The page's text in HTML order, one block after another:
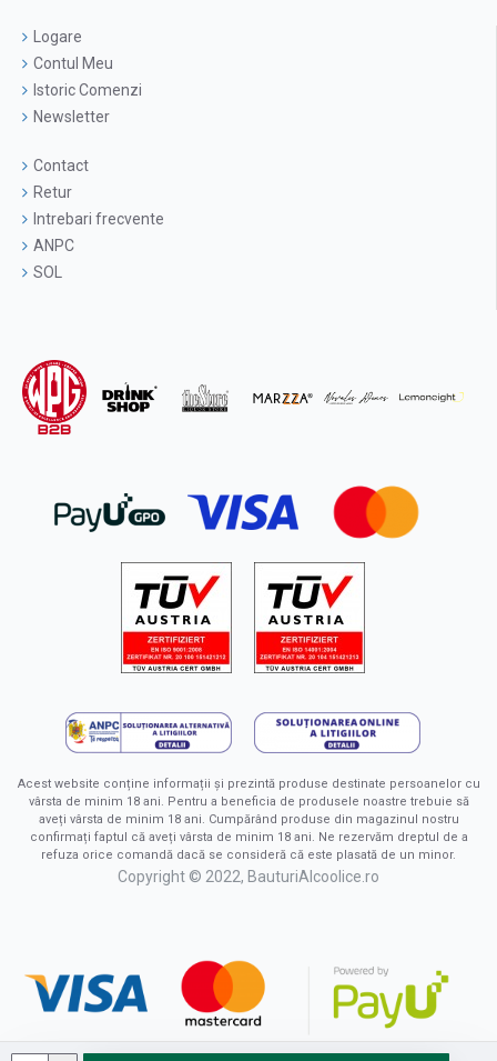
Logare
Contul Meu
Istoric Comenzi
Newsletter
Contact
Retur
Intrebari frecvente
ANPC
SOL
Acest website conține informații și prezintă produse destinate persoanelor cu
vârsta de minim 18 ani. Pentru a beneficia de produsele noastre trebuie să
aveți vârsta de minim 18 ani. Cumpărând produse din magazinul nostru
confirmați faptul că aveți vârsta de minim 18 ani. Ne rezervăm dreptul de a
refuza orice comandă dacă se consideră că este plasată de un minor.
Copyright © 2022, BauturiAlcoolice.ro